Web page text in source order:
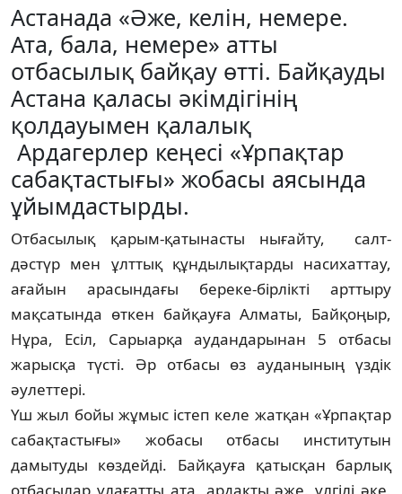
Астанада «Әже, келін, немере.
Ата, бала, немере» атты
отбасылық байқау өтті. Байқауды
Астана қаласы әкімдігінің
қолдауымен қалалық
Ардагерлер кеңесі «Ұрпақтар
сабақтастығы» жобасы аясында
ұйымдастырды.
Отбасылық қарым-қатынасты нығайту, салт-
дәстүр мен ұлттық құндылықтарды на­­­сихаттау,
ағайын арасындағы береке-бір­лікті арттыру
мақсатында өткен байқауға Ал­маты, Байқоңыр,
Нұра, Есіл, Сарыарқа ау­дан­дарынан 5 отбасы
жарысқа түсті. Әр от­басы өз ауданының үздік
әулеттері.
Үш жыл бойы жұмыс істеп келе жатқан «Ұр­пақтар
сабақтастығы» жобасы отбасы инс­титутын
дамытуды көздейді. Байқауға қа­тысқан барлық
отбасылар ұлағатты ата, ар­дақты әже, үлгілі әке,